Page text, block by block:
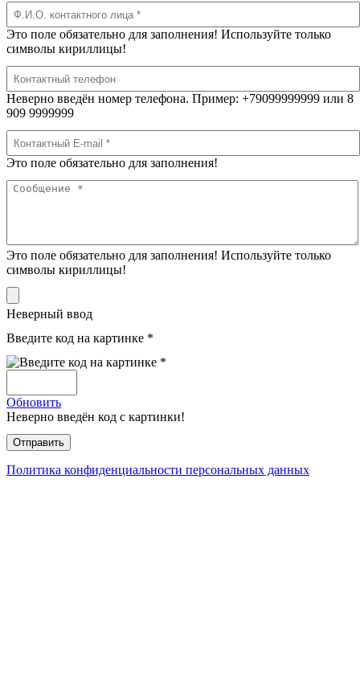
Это поле обязательно для заполнения! Используйте только
символы кириллицы!
Неверно введён номер телефона. Пример: +79099999999 или 8
909 9999999
Это поле обязательно для заполнения!
Это поле обязательно для заполнения! Используйте только
символы кириллицы!
Неверный ввод
Введите код на картинке *
Обновить
Неверно введён код с картинки!
Политика конфиденциальности персональных данных